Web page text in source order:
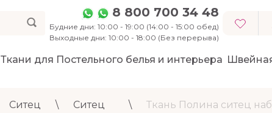
8 800 700 34 48
Будние дни: 10:00 - 19:00 (14:00 - 15:00 обед)
Выходные дни: 10:00 - 18:00 (Без перерыва)
Ткани для Постельного белья и интерьера
Ситец \
Ситец
\
Ткань Полина ситец